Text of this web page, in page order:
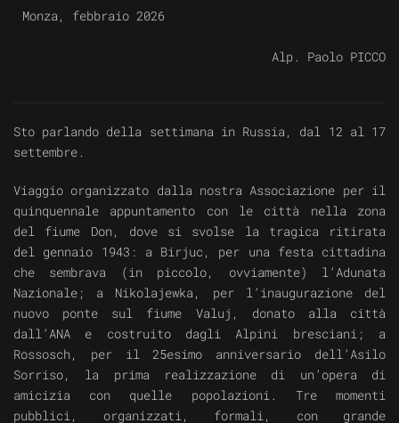
Monza, febbraio 2026
Alp. Paolo PICCO
Sto parlando della settimana in Russia, dal 12 al 17
settembre.
Viaggio organizzato dalla nostra Associazione per il
quinquennale appuntamento con le città nella zona
del fiume Don, dove si svolse la tragica ritirata
del gennaio 1943: a Birjuc, per una festa cittadina
che sembrava (in piccolo, ovviamente) l’Adunata
Nazionale; a Nikolajewka, per l’inaugurazione del
nuovo ponte sul fiume Valuj, donato alla città
dall’ANA e costruito dagli Alpini bresciani; a
Rossosch, per il 25esimo anniversario dell’Asilo
Sorriso, la prima realizzazione di un’opera di
amicizia con quelle popolazioni. Tre momenti
pubblici, organizzati, formali, con grande